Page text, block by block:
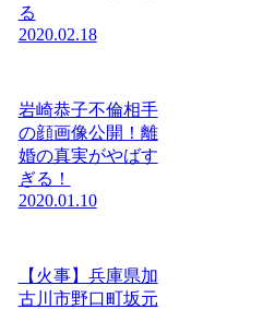
る
2020.02.18
岩崎恭子不倫相手
の顔画像公開！離
婚の真実がやばす
ぎる！
2020.01.10
【火事】兵庫県加
古川市野口町坂元